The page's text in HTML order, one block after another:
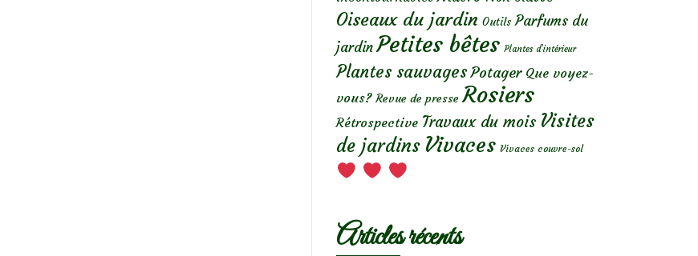
Oiseaux du jardin Outils Parfums du
jardin Petites bêtes Plantes d’intérieur
Plantes sauvages Potager Que voyez-
vous? Revue de presse Rosiers
Rétrospective Travaux du mois Visites
de jardins Vivaces Vivaces couvre-sol
Articles récents